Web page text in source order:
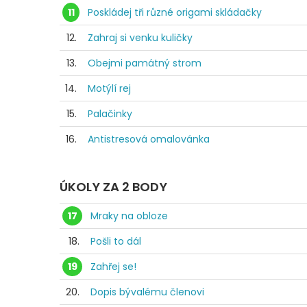
11
Poskládej tři různé origami skládačky
12.
Zahraj si venku kuličky
13.
Obejmi památný strom
14.
Motýlí rej
15.
Palačinky
16.
Antistresová omalovánka
ÚKOLY ZA 2 BODY
17
Mraky na obloze
18.
Pošli to dál
19
Zahřej se!
20.
Dopis bývalému členovi